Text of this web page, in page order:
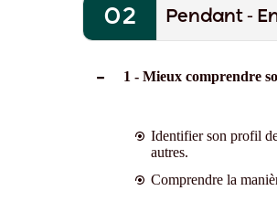
Pendant -
1 - Mieux comprendre
Identifier son profil
autres.
Comprendre la